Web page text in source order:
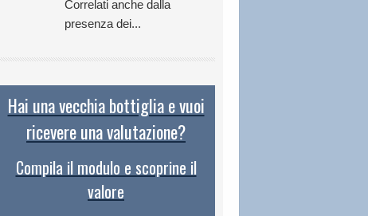
Correlati anche dalla
presenza dei...
Hai una vecchia bottiglia e vuoi
ricevere una valutazione?
Compila il modulo e scoprine il
valore